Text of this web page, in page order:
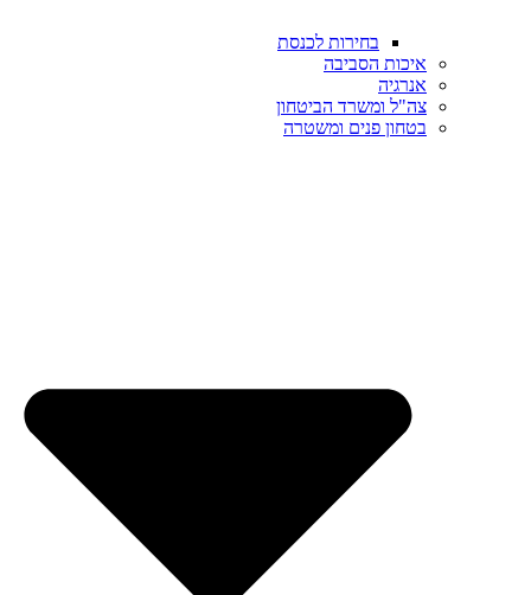
בחירות לכנסת
איכות הסביבה
אנרגיה
צה"ל ומשרד הביטחון
בטחון פנים ומשטרה